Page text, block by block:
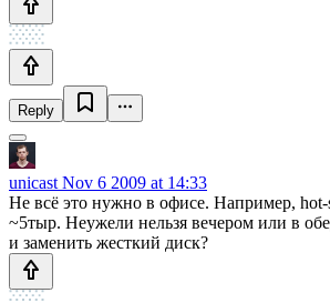
Reply
unicast Nov 6 2009 at 14:33
Не всё это нужно в офисе. Например, hot-
~5тыр. Неужели нельзя вечером или в
и заменить жесткий диск?